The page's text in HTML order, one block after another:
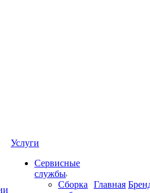
Услуги
Сервисные
службы
Сборка
Главная